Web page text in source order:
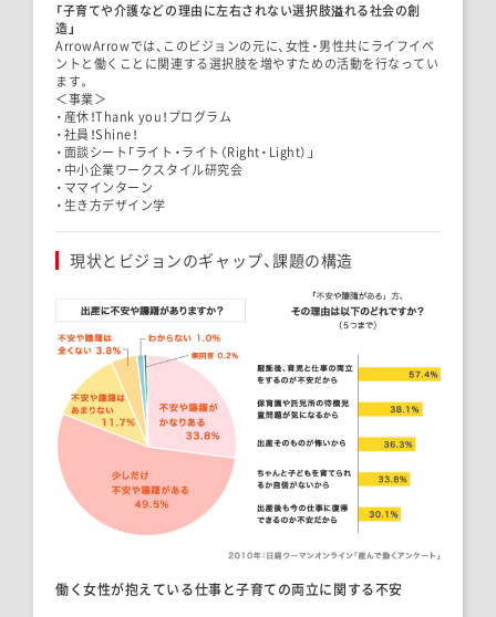
「子育てや介護などの理由に左右されない選択肢溢れる社会の創
造」
ArrowArrowでは、このビジョンの元に、女性・男性共にライフイベ
ントと働くことに関連する選択肢を増やすための活動を行なってい
ます。
＜事業＞
・産休！Thank you！プログラム
・社員！Shine！
・面談シート「ライト・ライト（Right・Light）」
・中小企業ワークスタイル研究会
・ママインターン
・生き方デザイン学
現状とビジョンのギャップ、課題の構造
働く女性が抱えている仕事と子育ての両立に関する不安